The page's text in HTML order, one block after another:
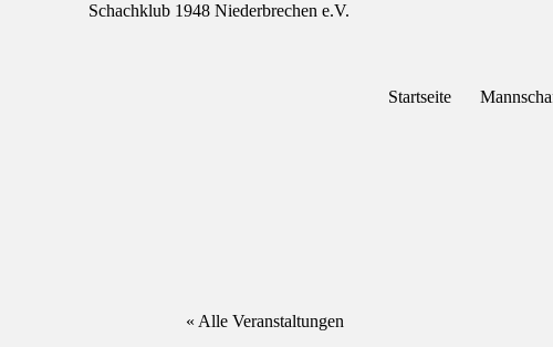
Schachklub 1948 Niederbrechen e.V.
Startseite
« Alle Veranstaltungen